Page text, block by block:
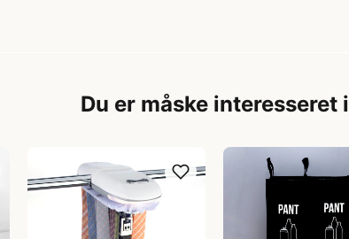
Du er måske interesseret i